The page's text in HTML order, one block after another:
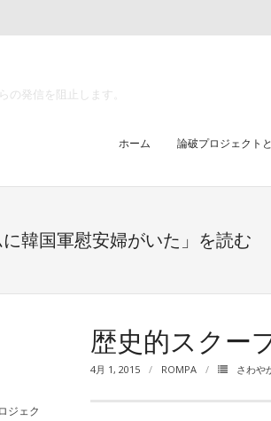
の発信を阻止します。
ホーム 論破プロジェクト
韓国軍慰安婦がいた」を読む
歴史的スクー
4月 1, 2015 ROMPA さわや
ジェク